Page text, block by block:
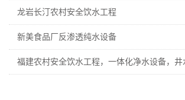
龙岩长汀农村安全饮水工程
新美食品厂反渗透纯水设备
福建农村安全饮水工程，一体化净水设备，井